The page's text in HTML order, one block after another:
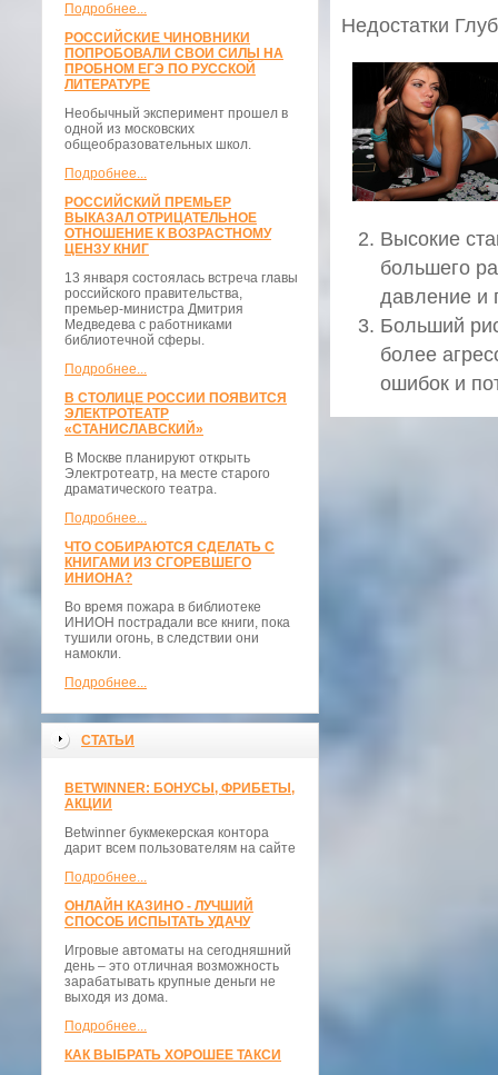
Подробнее...
РОССИЙСКИЕ ЧИНОВНИКИ
ПОПРОБОВАЛИ СВОИ СИЛЫ НА
ПРОБНОМ ЕГЭ ПО РУССКОЙ
ЛИТЕРАТУРЕ
Необычный эксперимент прошел в
одной из московских
общеобразовательных школ.
Подробнее...
РОССИЙСКИЙ ПРЕМЬЕР
ВЫКАЗАЛ ОТРИЦАТЕЛЬНОЕ
ОТНОШЕНИЕ К ВОЗРАСТНОМУ
ЦЕНЗУ КНИГ
13 января состоялась встреча главы
российского правительства,
премьер-министра Дмитрия
Медведева с работниками
библиотечной сферы.
Подробнее...
В СТОЛИЦЕ РОССИИ ПОЯВИТСЯ
ЭЛЕКТРОТЕАТР
«СТАНИСЛАВСКИЙ»
В Москве планируют открыть
Электротеатр, на месте старого
драматического театра.
Подробнее...
ЧТО СОБИРАЮТСЯ СДЕЛАТЬ С
КНИГАМИ ИЗ СГОРЕВШЕГО
ИНИОНА?
Во время пожара в библиотеке
ИНИОН пострадали все книги, пока
тушили огонь, в следствии они
намокли.
Подробнее...
СТАТЬИ
BETWINNER: БОНУСЫ, ФРИБЕТЫ,
АКЦИИ
Betwinner букмекерская контора
дарит всем пользователям на сайте
Подробнее...
ОНЛАЙН КАЗИНО - ЛУЧШИЙ
СПОСОБ ИСПЫТАТЬ УДАЧУ
Игровые автоматы на сегодняшний
день – это отличная возможность
зарабатывать крупные деньги не
выходя из дома.
Подробнее...
КАК ВЫБРАТЬ ХОРОШЕЕ ТАКСИ
Недостатки
Высокие
большего
давление и
Больший
более
ошибок и